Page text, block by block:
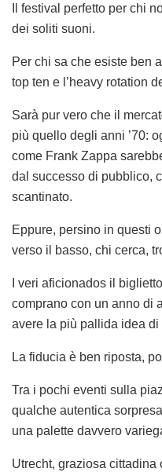
Il festival perfetto per chi
dei soliti suoni.
Per chi sa che esiste ben
top ten e l’heavy rotation
Sarà pur vero che il
più quello degli anni ’70:
come Frank Zappa
dal successo di pubblico,
scantinato.
Eppure, persino in questi
verso il basso, chi cerca,
I veri aficionados il
comprano con un anno di
avere la più pallida idea
La fiducia è ben riposta,
Tra i pochi eventi sulla
qualche autentica
una palette davvero
Utrecht, graziosa